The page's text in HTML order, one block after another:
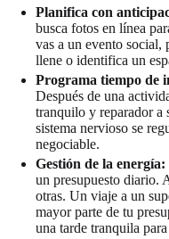
Planifica con
busca fotos en línea
vas a un evento social,
llene o identifica un
Programa tiempo de
Después de una
tranquilo y reparador a
sistema nervioso se
negociable.
Gestión de la energía:
un presupuesto diario.
otras. Un viaje a un
mayor parte de tu
una tarde tranquila